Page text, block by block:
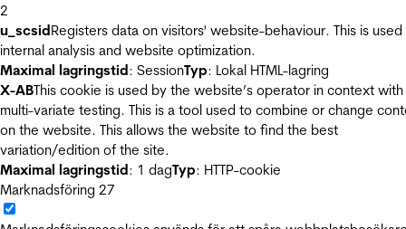
2
u_scsidRegisters data on visitors' website-behaviour. This is
internal analysis and website optimization.
Maximal lagringstid: SessionTyp: Lokal HTML-lagring
X-ABThis cookie is used by the website’s operator in context with
multi-variate testing. This is a tool used to combine or change
on the website. This allows the website to find the best
variation/edition of the site.
Maximal lagringstid: 1 dagTyp: HTTP-cookie
Marknadsföring 27